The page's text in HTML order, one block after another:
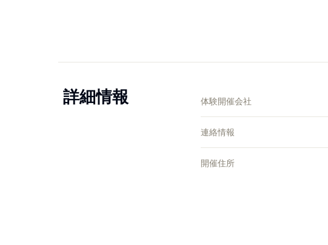
詳細情報 体験開催会社
連絡情報
開催住所